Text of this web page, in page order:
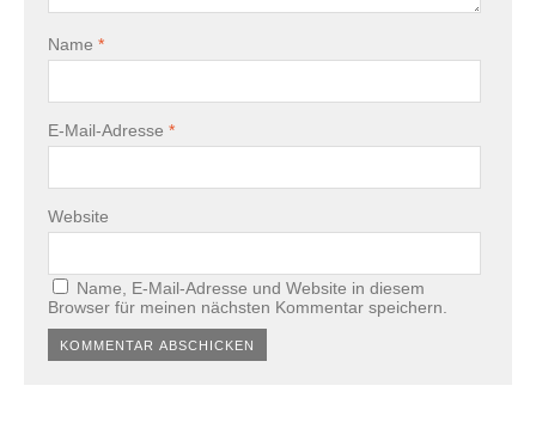
Name *
E-Mail-Adresse *
Website
Name, E-Mail-Adresse und Website in diesem
Browser für meinen nächsten Kommentar speichern.